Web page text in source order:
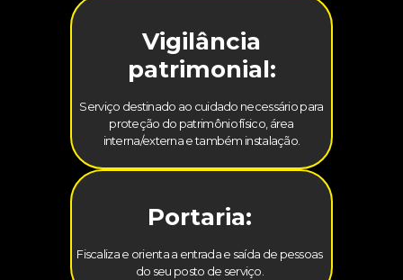
Vigilância
patrimonial:
Serviço destinado ao cuidado necessário para
proteção do patrimônio físico, área
interna/externa e também instalação.
Portaria:
Fiscaliza e orienta a entrada e saída de pessoas
do seu posto de serviço.